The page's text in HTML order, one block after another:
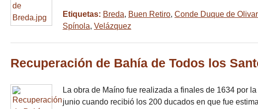
Etiquetas: Breda, Buen Retiro, Conde Duque de
Spínola, Velázquez
Recuperación de Bahía de Todos los
La obra de Maíno fue realizada a finales de 1634 por
junio cuando recibió los 200 ducados en que fue